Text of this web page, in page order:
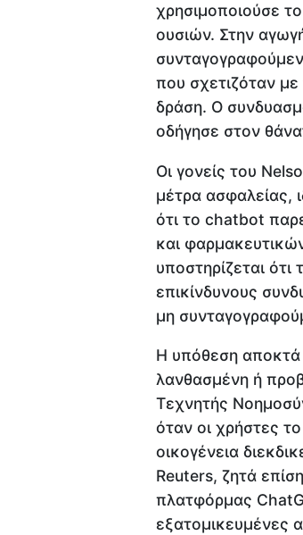
χρησιμοποιούσε
ουσιών. Στην
που σχετιζόταν
δράση. Ο
οδήγησε στον
Οι γονείς του
μέτρα ασφαλείας,
ότι το chatbot
και
υποστηρίζεται
επικίνδυνους
μη
Η υπόθεση αποκτά
λανθασμένη ή
Τεχνητής
όταν οι χρήστες
οικογένεια
Reuters, ζητά
πλατφόρμας
εξατομικευμένες